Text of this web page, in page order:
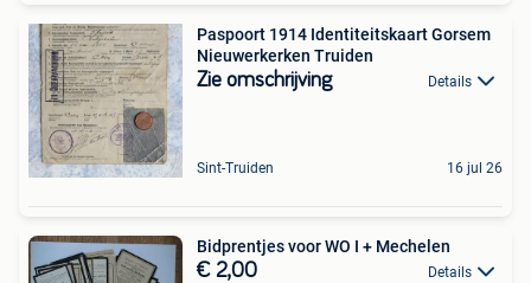
Paspoort 1914 Identiteitskaart Gorsem
Nieuwerkerken Truiden
Zie omschrijving Details
Sint-Truiden 16 jul 26
Bidprentjes voor WO I + Mechelen
€ 2,00 Details